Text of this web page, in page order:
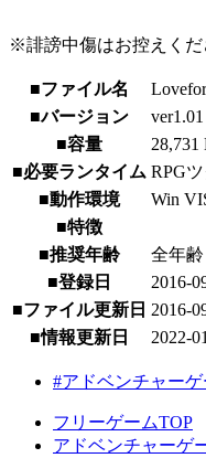
※誹謗中傷はお控えくだ
■ファイル名
■バージョン
ver1.01
■容量
28,731
■必要ランタイム RPG
■動作環境
Win
■特徴
■推奨年齢
全年齢
■登録日
2016-
■ファイル更新日 2016-
■情報更新日
2022-
#アドベンチャーゲ
フリーゲームTOP
アドベンチャーゲ